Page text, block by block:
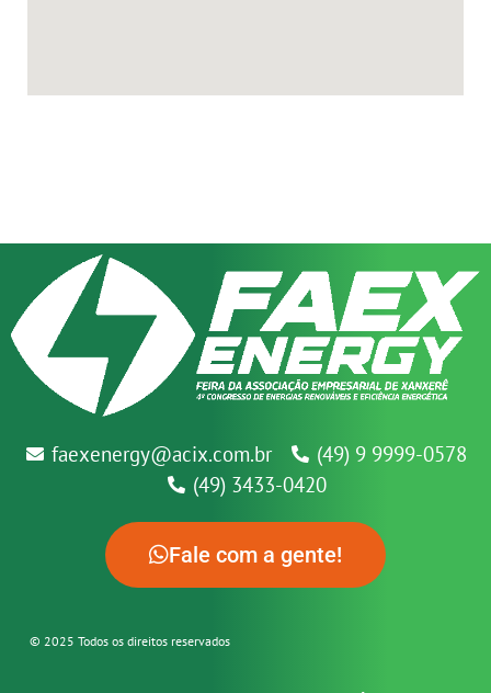
faexenergy@acix.com.br
(49) 9 9999-0578
(49) 3433-0420
Fale com a gente!
© 2025 Todos os direitos reservados